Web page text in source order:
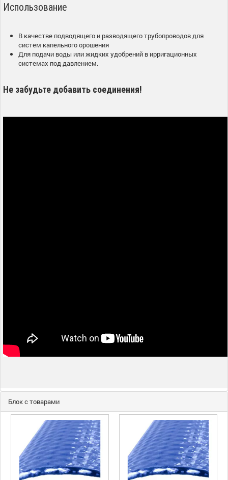
Использование
В качестве подводящего и разводящего трубопроводов для
систем капельного орошения
Для подачи воды или жидких удобрений в ирригационных
системах под давлением.
Не забудьте добавить соединения!
Блок с товарами